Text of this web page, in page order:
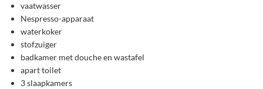
vaatwasser
Nespresso-apparaat
waterkoker
stofzuiger
badkamer met douche en wastafel
apart toilet
3 slaapkamers